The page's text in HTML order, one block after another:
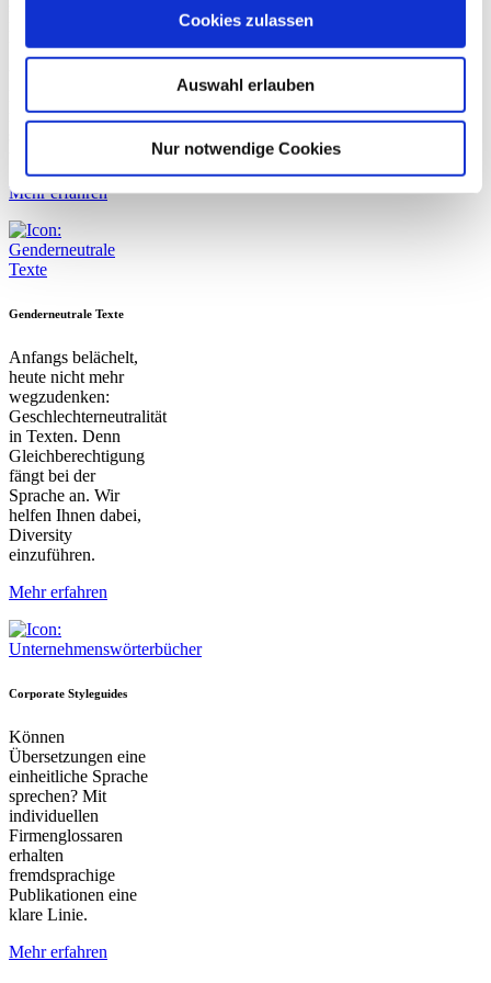
Cookies zulassen
Auswahl erlauben
Nur notwendige Cookies
Schreibweisen,
nicht nur stimmen,
Mehr erfahren
Genderneutrale Texte
Anfangs belächelt,
heute nicht mehr
wegzudenken:
Geschlechterneutralität
in Texten. Denn
Gleichberechtigung
fängt bei der
Sprache an. Wir
helfen Ihnen dabei,
Diversity
einzuführen.
Mehr erfahren
Corporate Styleguides
Können
Übersetzungen eine
einheitliche Sprache
sprechen? Mit
individuellen
Firmenglossaren
erhalten
fremdsprachige
Publikationen eine
klare Linie.
Mehr erfahren